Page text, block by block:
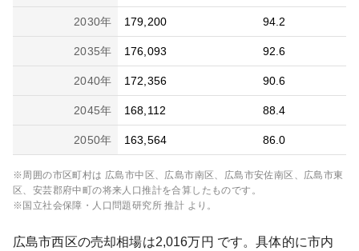
2030年 179,200 94.2
2035年 176,093 92.6
2040年 172,356 90.6
2045年 168,112 88.4
2050年 163,564 86.0
※周囲の市区町村は 広島市中区、広島市南区、広島市安佐南区、広島市東
区、安芸郡府中町の将来人口推計を合算したものです。
※国立社会保障・人口問題研究所 推計 より。
広島市西区の売却相場は2,016万円 です。具体的に市内